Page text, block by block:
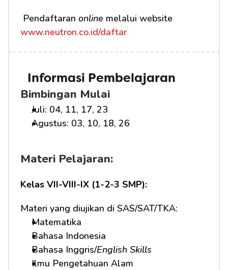
Pendaftaran online
www.neutron.co.id/daftar
Informasi Pembelajaran
Bimbingan Mulai
Juli: 04, 11, 17, 23
Agustus: 03, 10, 18, 26
Materi Pelajaran:
Kelas VII-VIII-IX (1-2-3 SMP):
Materi yang diujikan di SAS/SAT/TKA:
Matematika
Bahasa Indonesia
Bahasa Inggris/English Skills
Ilmu Pengetahuan Alam